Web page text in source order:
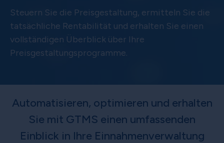
Steuern Sie die Preisgestaltung, ermitteln Sie die
tatsächliche Rentabilität und erhalten Sie einen
vollständigen Überblick über Ihre
Preisgestaltungsprogramme.
Automatisieren, optimieren und erhalten
Sie mit GTMS einen umfassenden
Einblick in Ihre Einnahmenverwaltung